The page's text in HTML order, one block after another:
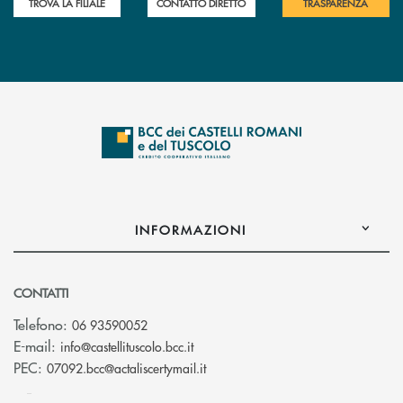
TROVA LA FILIALE CONTATTO DIRETTO TRASPARENZA
INFORMAZIONI
CONTATTI
Telefono: 06 93590052
E-mail: info@castellituscolo.bcc.it(si apre l’app di posta elettronica)
PEC: 07092.bcc@actaliscertymail.it(si apre l’app di posta